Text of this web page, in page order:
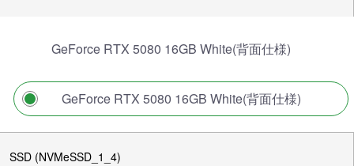
GeForce RTX 5080 16GB White(背面仕様)
GeForce RTX 5080 16GB White(背面仕様)
SSD (NVMeSSD_1_4)